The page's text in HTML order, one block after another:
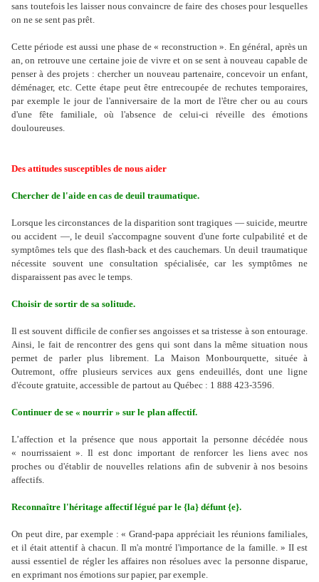
sans toutefois les laisser nous convaincre de faire des choses pour lesquelles
on ne se sent pas prêt.
Cette période est aussi une phase de « reconstruction ». En général, après un
an, on retrouve une certaine joie de vivre et on se sent à nouveau capable de
penser à des projets : chercher un nouveau partenaire, concevoir un enfant,
déménager, etc. Cette étape peut être entrecoupée de rechutes temporaires,
par exemple le jour de l'anniversaire de la mort de l'être cher ou au cours
d'une fête familiale, où l'absence de celui-ci réveille des émotions
douloureuses.
Des attitudes susceptibles de nous aider
Chercher de l'aide en cas de deuil traumatique.
Lorsque les circonstances de la disparition sont tragiques — suicide, meurtre
ou accident —, le deuil s'accompagne souvent d'une forte culpabilité et de
symptômes tels que des flash-back et des cauchemars. Un deuil traumatique
nécessite souvent une consultation spécialisée, car les symptômes ne
disparaissent pas avec le temps.
Choisir de sortir de sa solitude.
Il est souvent difficile de confier ses angoisses et sa tristesse à son entourage.
Ainsi, le fait de rencontrer des gens qui sont dans la même situation nous
permet de parler plus librement.La Maison Monbourquette, située à
Outremont, offre plusieurs services aux gens endeuillés, dont une ligne
d'écoute gratuite, accessible de partout au Québec : 1 888 423-3596.
Continuer de se « nourrir » sur le plan affectif.
L’affection et la présence que nous apportait la personne décédée nous
« nourrissaient ». Il est donc important de renforcer les liens avec nos
proches ou d'établir de nouvelles relations afin de subvenir à nos besoins
affectifs.
Reconnaître l'héritage affectif légué par le {la} défunt {e}.
On peut dire, par exemple : « Grand-papa appréciait les réunions familiales,
et il était attentif à chacun. Il m'a montré l'importance de la famille. » II est
aussi essentiel de régler les affaires non résolues avec la personne disparue,
en exprimant nos émotions sur papier, par exemple.